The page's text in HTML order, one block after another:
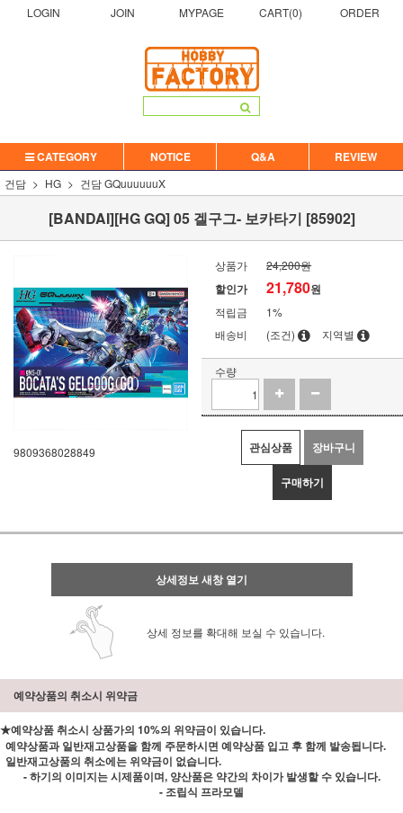
LOGIN JOIN MYPAGE CART(0) ORDER
CATEGORY NOTICE Q&A REVIEW
건담 HG 건담 GQuuuuuuX
[BANDAI][HG GQ] 05 겔구그- 보카타기 [85902]
9809368028849
상품가 24,200원
할인가 21,780원
적립금
1%
배송비
(조건) 지역별
수량
관심상품 장바구니
구매하기
상세정보 새창 열기
상세 정보를 확대해 보실 수 있습니다.
예약상품의 취소시 위약금
★예약상품 취소시 상품가의 10%의 위약금이 있습니다.
예약상품과 일반재고상품을 함께 주문하시면 예약상품 입고 후 함께 발송됩니다.
일반재고상품의 취소에는 위약금이 없습니다.
- 하기의 이미지는 시제품이며, 양산품은 약간의 차이가 발생할 수 있습니다.
- 조립식 프라모델